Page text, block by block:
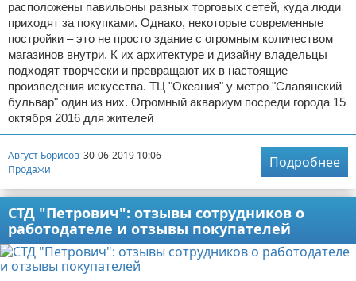
расположены павильоны разных торговых сетей, куда люди
приходят за покупками. Однако, некоторые современные
постройки – это не просто здание с огромным количеством
магазинов внутри. К их архитектуре и дизайну владельцы
подходят творчески и превращают их в настоящие
произведения искусства. ТЦ "Океания" у метро "Славянский
бульвар" один из них. Огромный аквариум посреди города 15
октября 2016 для жителей
Август Борисов 30-06-2019 10:06
Продажи
Подробнее
СТД "Петрович": отзывы сотрудников о
работодателе и отзывы покупателей